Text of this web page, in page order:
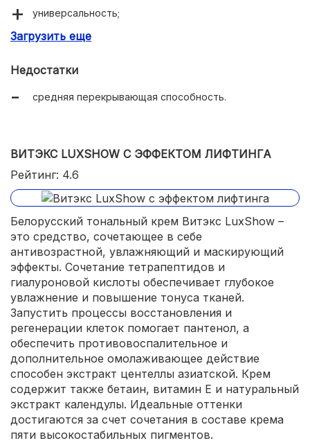
универсальность;
необычная неоднородная текстура;
Загрузить еще
Недостатки
средняя перекрывающая способность.
ВИТЭКС LUXSHOW С ЭФФЕКТОМ ЛИФТИНГА
Рейтинг: 4.6
Белорусский тональный крем Витэкс LuxShow –
это средство, сочетающее в себе
антивозрастной, увлажняющий и маскирующий
эффекты. Сочетание тетрапептидов и
гиалуроновой кислоты обеспечивает глубокое
увлажнение и повышение тонуса тканей.
Запустить процессы восстановления и
регенерации клеток помогает пантенол, а
обеспечить противовоспалительное и
дополнительное омолаживающее действие
способен экстракт центеллы азиатской. Крем
содержит также бетаин, витамин Е и натуральный
экстракт календулы. Идеальные оттенки
достигаются за счет сочетания в составе крема
пяти высокостабильных пигментов.